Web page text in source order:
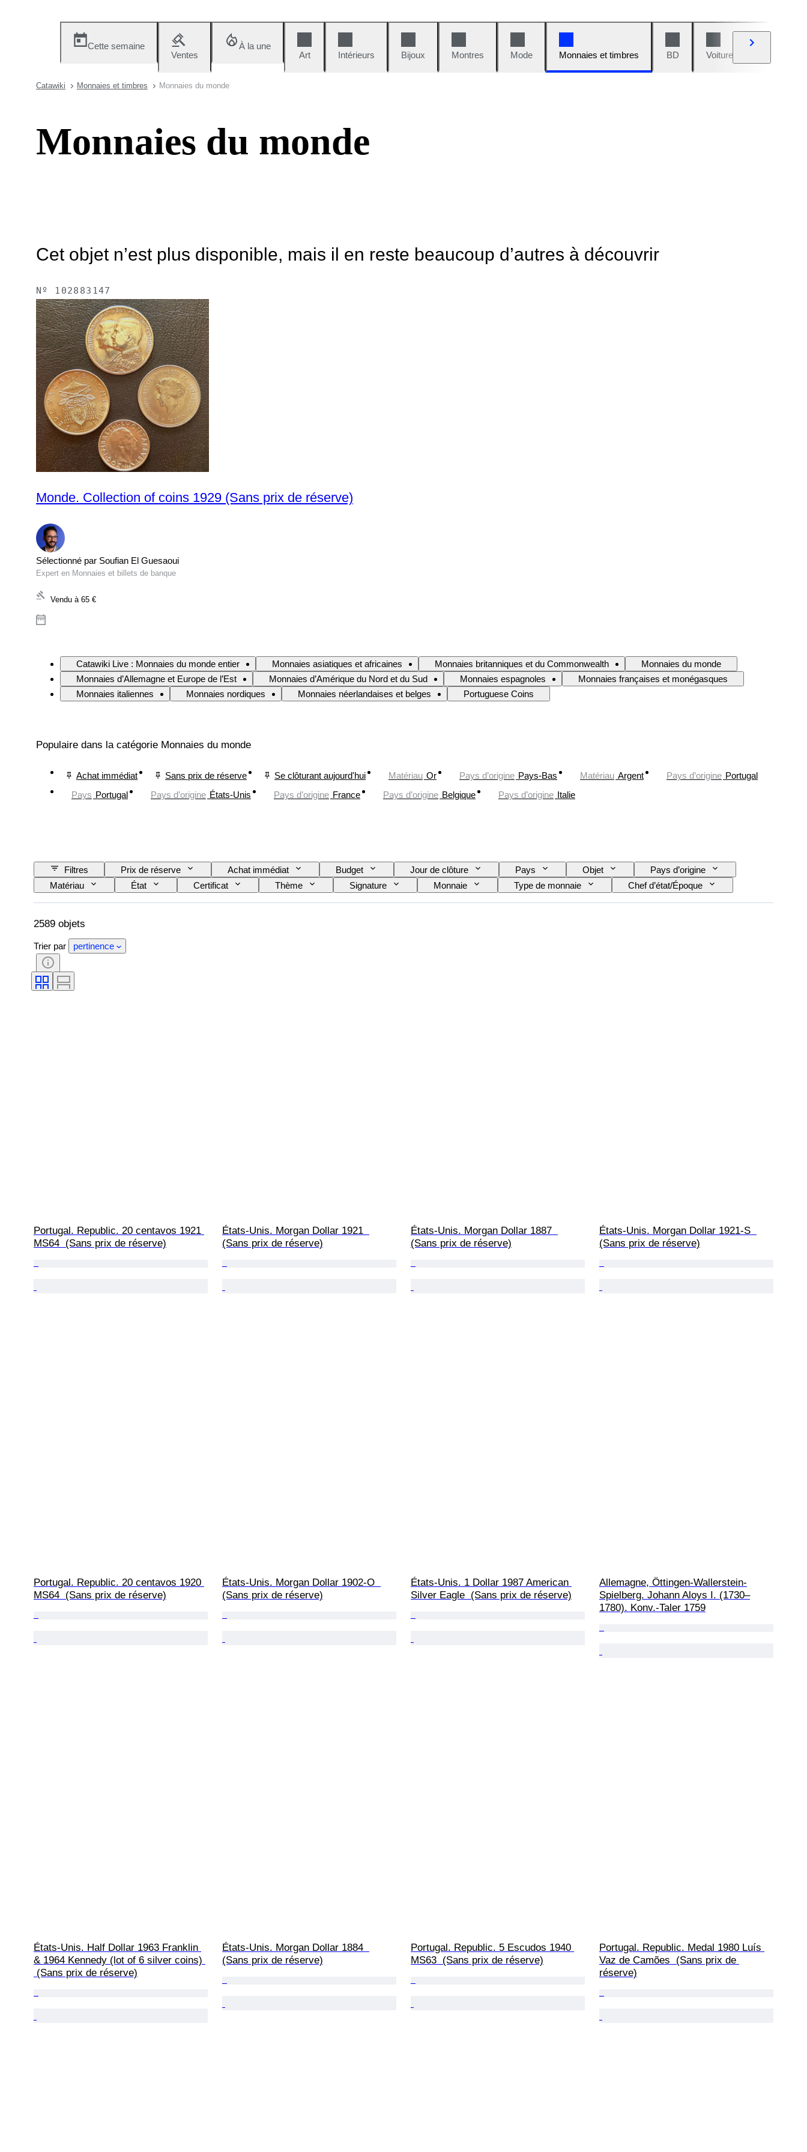
Cette semaine
Ventes
À la une
Art
Intérieurs Bijoux Montres Mode Monnaies et timbres BD Voitures et motos
Catawiki Monnaies et timbres Monnaies du monde
Monnaies du monde
Cet objet n’est plus disponible, mais il en reste beaucoup d’autres à découvrir
Nº 102883147
Monde. Collection of coins 1929 (Sans prix de réserve)
Sélectionné par Soufian El Guesaoui
Expert en Monnaies et billets de banque
Vendu à 65 €
Catawiki Live : Monnaies du monde entier Monnaies asiatiques et africaines Monnaies britanniques et du Commonwealth
Monnaies du monde
Monnaies d’Allemagne et Europe de l’Est
Monnaies d’Amérique du Nord et du Sud Monnaies espagnoles
Monnaies françaises et monégasques
Monnaies italiennes
Monnaies nordiques Monnaies néerlandaises et belges Portuguese Coins
Populaire dans la catégorie Monnaies du monde
Achat immédiat Sans prix de réserve Se clôturant aujourd'hui Matériau Or Pays d’origine Pays-Bas Matériau Argent Pays d’origine Portugal
Pays Portugal Pays d’origine États-Unis Pays d’origine France Pays d’origine Belgique Pays d’origine Italie
Filtres Prix de réserve Achat immédiat Budget Jour de clôture Pays Objet
Pays d’origine
Matériau
État Certificat Thème Signature Monnaie Type de monnaie
Chef d’état/Époque
Artiste
Époque
2589 objets
Trier par pertinence
Portugal. Republic. 20 centavos 1921
MS64  (Sans prix de réserve)
États-Unis. Morgan Dollar 1921
(Sans prix de réserve)
États-Unis. Morgan Dollar 1887
(Sans prix de réserve)
États-Unis. Morgan Dollar 1921-S
(Sans prix de réserve)
Portugal. Republic. 20 centavos 1920
MS64  (Sans prix de réserve)
États-Unis. Morgan Dollar 1902-O
(Sans prix de réserve)
États-Unis. 1 Dollar 1987 American
Silver Eagle  (Sans prix de réserve)
Allemagne, Öttingen-Wallerstein-
Spielberg. Johann Aloys I. (1730–
1780). Konv.-Taler 1759
États-Unis. Half Dollar 1963 Franklin
& 1964 Kennedy (lot of 6 silver coins)
(Sans prix de réserve)
États-Unis. Morgan Dollar 1884
(Sans prix de réserve)
Portugal. Republic. 5 Escudos 1940
MS63  (Sans prix de réserve)
Portugal. Republic. Medal 1980 Luís
Vaz de Camões  (Sans prix de
réserve)